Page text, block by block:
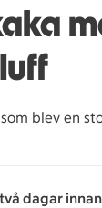
blev en
dagar